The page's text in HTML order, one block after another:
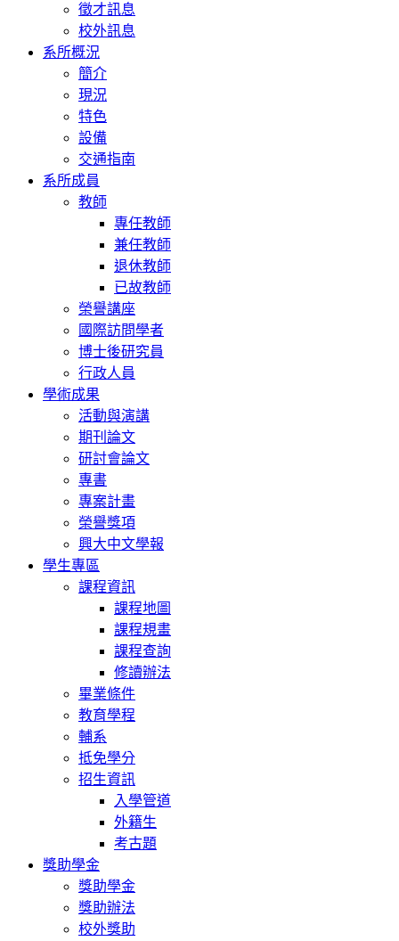
徵才訊息
校外訊息
系所概況
簡介
現況
特色
設備
交通指南
系所成員
教師
專任教師
兼任教師
退休教師
已故教師
榮譽講座
國際訪問學者
博士後研究員
行政人員
學術成果
活動與演講
期刊論文
研討會論文
專書
專案計畫
榮譽獎項
興大中文學報
學生專區
課程資訊
課程地圖
課程規畫
課程查詢
修讀辦法
畢業條件
教育學程
輔系
抵免學分
招生資訊
入學管道
外籍生
考古題
獎助學金
獎助學金
獎助辦法
校外獎助